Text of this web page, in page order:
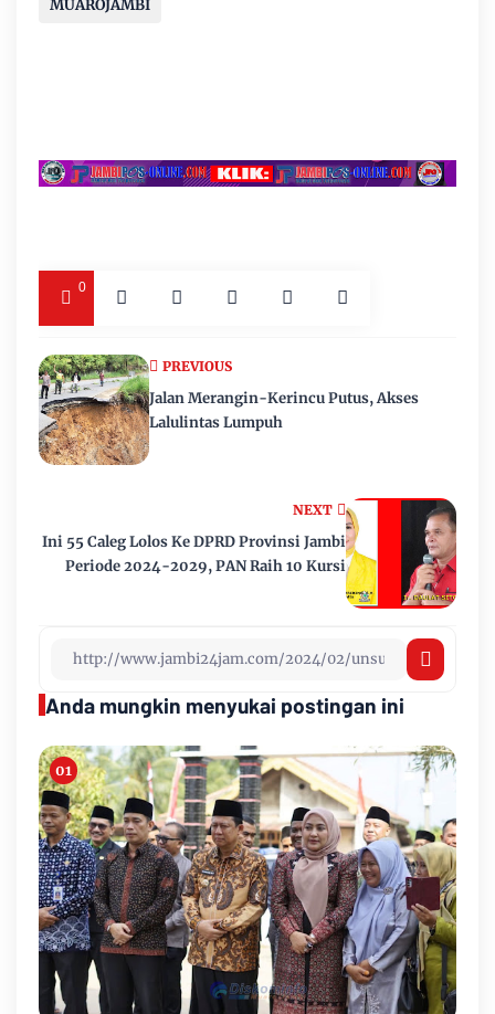
MUAROJAMBI
0
NEXT
Ini 55 Caleg Lolos Ke DPRD Provinsi Jambi
Periode 2024-2029, PAN Raih 10 Kursi
PREVIOUS
Jalan Merangin-Kerincu Putus, Akses
Lalulintas Lumpuh
Anda mungkin menyukai postingan ini